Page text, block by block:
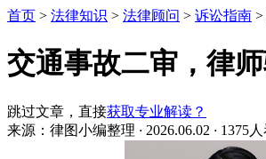
首页 > 法律知识 > 法律顾问 > 诉讼指南 >
交通事故二审，律
跳过文章，直接获取专业解读？
来源：律图小编整理 · 2026.06.02 · 1375